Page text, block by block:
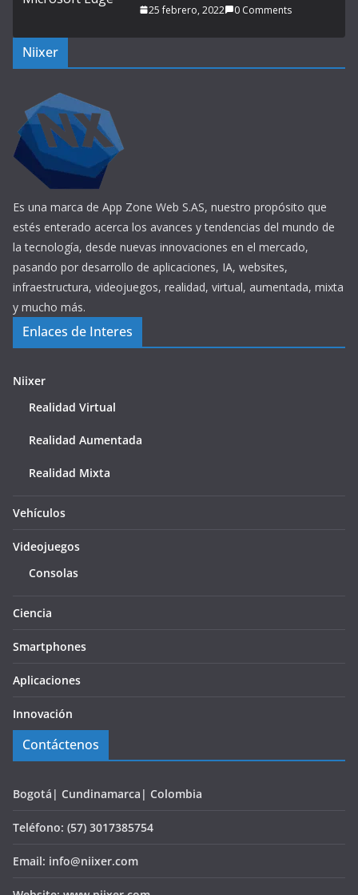
25 febrero, 2022 0 Comments
Niixer
Es una marca de App Zone Web S.AS, nuestro propósito que
estés enterado acerca los avances y tendencias del mundo de
la tecnología, desde nuevas innovaciones en el mercado,
pasando por desarrollo de aplicaciones, IA, websites,
infraestructura, videojuegos, realidad, virtual, aumentada, mixta
y mucho más.
Enlaces de Interes
Niixer
Realidad Virtual
Realidad Aumentada
Realidad Mixta
Vehículos
Videojuegos
Consolas
Ciencia
Smartphones
Aplicaciones
Innovación
Contáctenos
Bogotá| Cundinamarca| Colombia
Teléfono: (57) 3017385754
Email: info@niixer.com